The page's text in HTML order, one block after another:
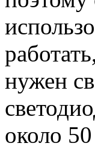
нужен
около 50